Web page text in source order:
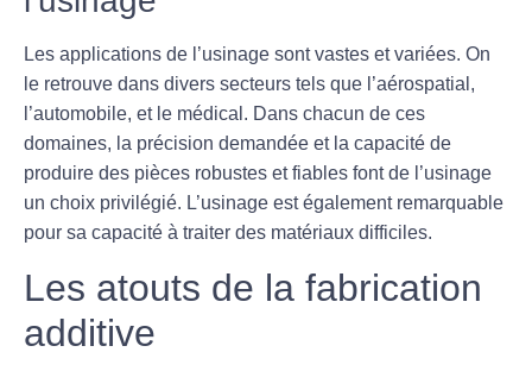
Les applications de l’usinage sont vastes et variées. On
le retrouve dans divers secteurs tels que l’aérospatial,
l’automobile, et le médical. Dans chacun de ces
domaines, la précision demandée et la capacité de
produire des pièces robustes et fiables font de l’usinage
un choix privilégié. L’usinage est également remarquable
pour sa capacité à traiter des matériaux difficiles.
Les atouts de la fabrication
additive